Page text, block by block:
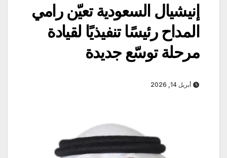
إنيشيال السعودية تعيّن رامي
المداح رئيسًا تنفيذيًا لقيادة
مرحلة توسّع جديدة
أبريل 14, 2026